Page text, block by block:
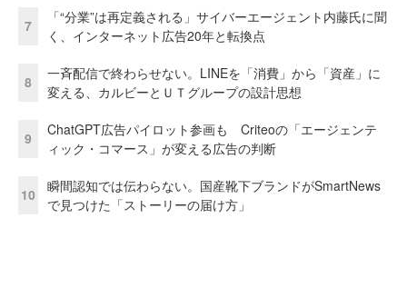
7
「“分業”は再定義される」サイバーエージェント内藤氏に聞
く、インターネット広告20年と転換点
8
一斉配信で終わらせない。LINEを「消費」から「資産」に
変える、カルビーとＵＴグループの設計思想
9
ChatGPT広告パイロット参画も Criteoの「エージェンテ
ィック・コマース」が変える広告の判断
10
瞬間認知では伝わらない。国産靴下ブランドがSmartNews
で見つけた「ストーリーの届け方」